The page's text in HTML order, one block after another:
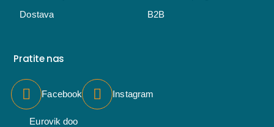
Dostava
B2B
Pratite nas
Facebook Instagram
Eurovik doo